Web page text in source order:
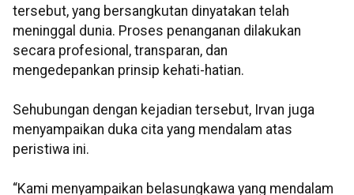
tersebut, yang bersangkutan dinyatakan telah
meninggal dunia. Proses penanganan dilakukan
secara profesional, transparan, dan
mengedepankan prinsip kehati-hatian.
Sehubungan dengan kejadian tersebut, Irvan juga
menyampaikan duka cita yang mendalam atas
peristiwa ini.
“Kami menyampaikan belasungkawa yang mendalam